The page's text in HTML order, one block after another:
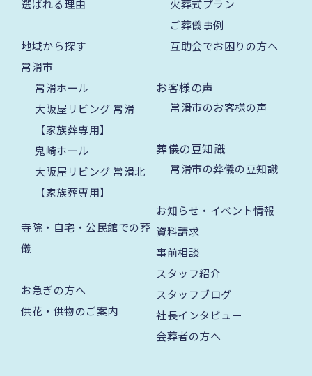
選ばれる理由
地域から探す
常滑市
常滑ホール
大阪屋リビング 常滑
【家族葬専用】
鬼崎ホール
大阪屋リビング 常滑北
【家族葬専用】
寺院・自宅・公民館での葬
儀
お急ぎの方へ
供花・供物のご案内
火葬式プラン
ご葬儀事例
互助会でお困りの方へ
お客様の声
常滑市のお客様の声
葬儀の豆知識
常滑市の葬儀の豆知識
お知らせ・イベント情報
資料請求
事前相談
スタッフ紹介
スタッフブログ
社長インタビュー
会葬者の方へ